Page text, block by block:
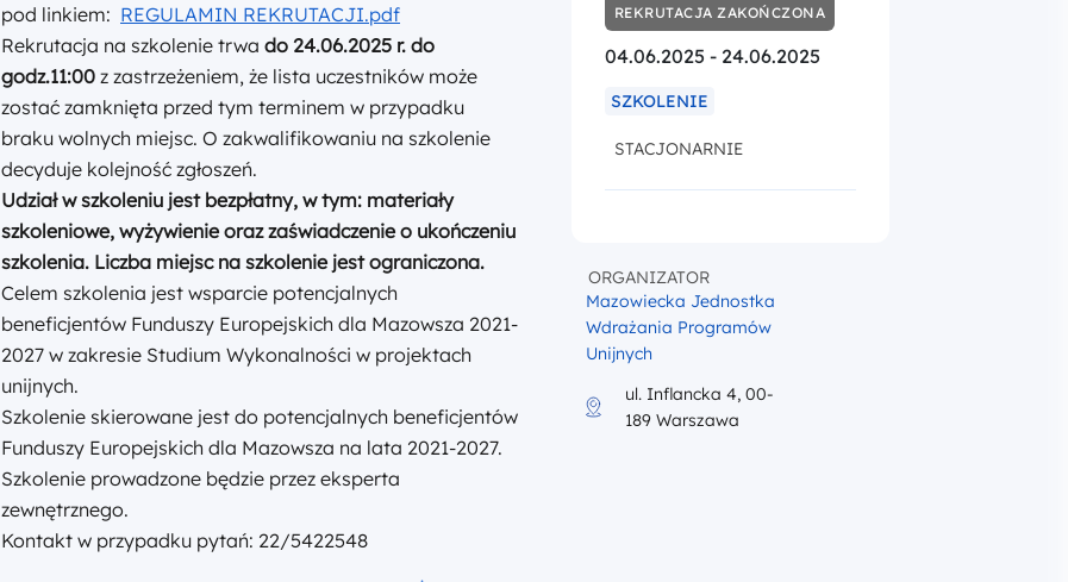
pod linkiem: REGULAMIN REKRUTACJI.pdf
Rekrutacja na szkolenie trwa do 24.06.2025 r. do
godz.11:00 z zastrzeżeniem, że lista uczestników może
zostać zamknięta przed tym terminem w przypadku
braku wolnych miejsc. O zakwalifikowaniu na szkolenie
decyduje kolejność zgłoszeń.
Udział w szkoleniu jest bezpłatny, w tym: materiały
szkoleniowe, wyżywienie oraz zaświadczenie o ukończeniu
szkolenia. Liczba miejsc na szkolenie jest ograniczona.
Celem szkolenia jest wsparcie potencjalnych
beneficjentów Funduszy Europejskich dla Mazowsza 2021-
2027 w zakresie Studium Wykonalności w projektach
unijnych.
Szkolenie skierowane jest do potencjalnych beneficjentów
Funduszy Europejskich dla Mazowsza na lata 2021-2027.
Szkolenie prowadzone będzie przez eksperta
zewnętrznego.
Kontakt w przypadku pytań: 22/5422548
REKRUTACJA ZAKOŃCZONA
04.06.2025 - 24.06.2025
SZKOLENIE
STACJONARNIE
ORGANIZATOR
Mazowiecka Jednostka
Wdrażania Programów
Unijnych
ul. Inflancka 4, 00-
189 Warszawa